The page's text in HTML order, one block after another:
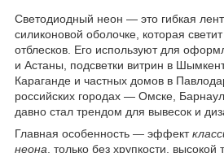
Светодиодный неон — это гибкая
силиконовой оболочке, которая
отблесков. Его используют для
и Астаны, подсветки витрин в
Караганде и частных домов в
российских городах — Омске,
давно стал трендом для вывесок и
Главная особенность — эффект
неона , только без хрупкости,